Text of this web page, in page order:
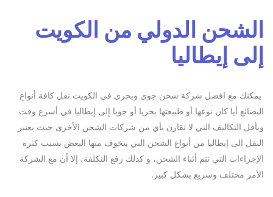
الشحن الدولي من الكويت
إلى إيطاليا
يمكنك مع افضل شركة شحن جوي وبحري في الكويت نقل كافة أنواع
البضائع أيا كان نوعها أو طبيعتها بحريا أو جويا إلى إيطاليا في أسرع وقت
وبأقل التكاليف التي لا تقارن بأي من شركات الشحن الأخرى حيث يعتبر
النقل الى إيطاليا من أنواع الشحن التي يتخوف منها البعض بسبب كثرة
الإجراءات التي تتم أثناء الشحن، و كذلك رفع التكلفة، إلا أن مع الشركة
الأمر مختلف وسريع بشكل كبير.